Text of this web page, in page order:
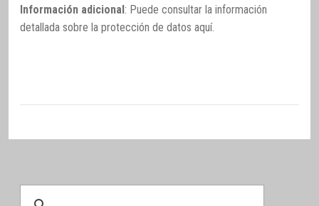
Información adicional: Puede consultar la información
detallada sobre la protección de datos aquí.